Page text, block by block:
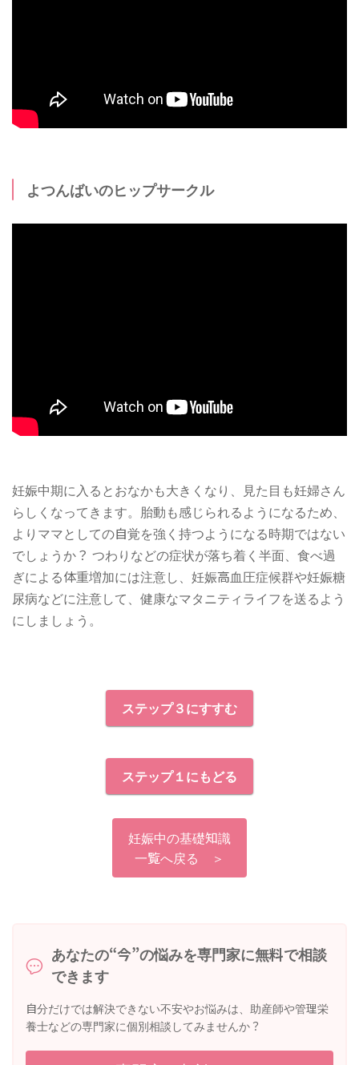
よつんばいのヒップサークル
妊娠中期に入るとおなかも大きくなり、見た目も妊婦さん
らしくなってきます。胎動も感じられるようになるため、
よりママとしての自覚を強く持つようになる時期ではない
でしょうか？ つわりなどの症状が落ち着く半面、食べ過
ぎによる体重増加には注意し、妊娠高血圧症候群や妊娠糖
尿病などに注意して、健康なマタニティライフを送るよう
にしましょう。
ステップ３にすすむ
ステップ１にもどる
妊娠中の基礎知識
一覧へ戻る ＞
あなたの“今”の悩みを専門家に無料で相談
できます
自分だけでは解決できない不安やお悩みは、助産師や管理栄
養士などの専門家に個別相談してみませんか？